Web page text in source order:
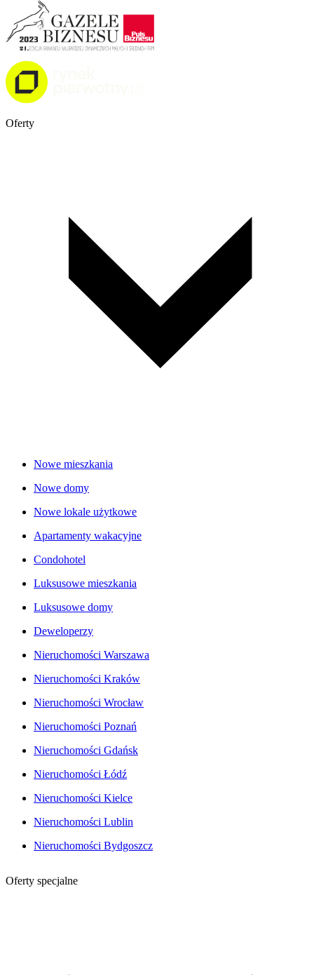
Oferty
Nowe mieszkania
Nowe domy
Nowe lokale użytkowe
Apartamenty wakacyjne
Condohotel
Luksusowe mieszkania
Luksusowe domy
Deweloperzy
Nieruchomości Warszawa
Nieruchomości Kraków
Nieruchomości Wrocław
Nieruchomości Poznań
Nieruchomości Gdańsk
Nieruchomości Łódź
Nieruchomości Kielce
Nieruchomości Lublin
Nieruchomości Bydgoszcz
Oferty specjalne